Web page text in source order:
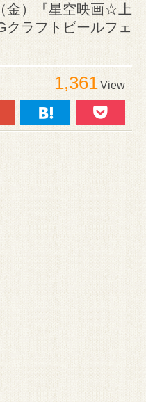
金）『星空映画☆上
クラフトビールフェ
1,361View